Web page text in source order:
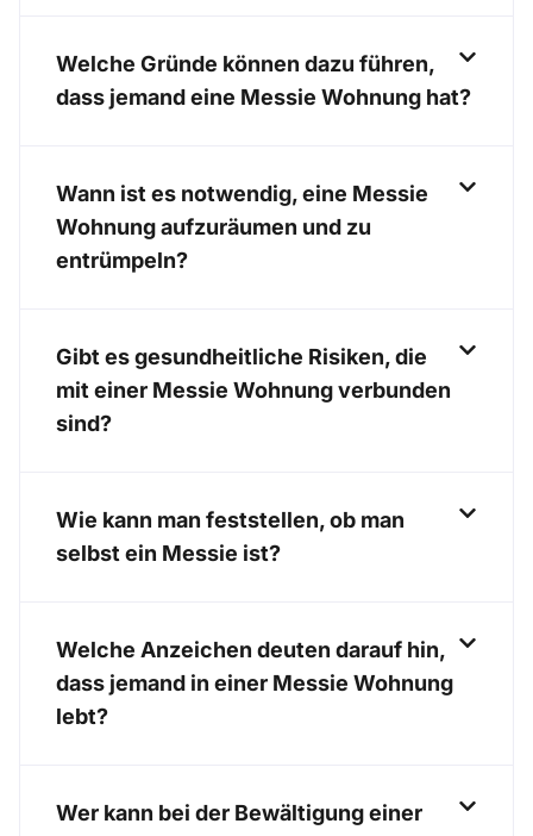
Welche Gründe können dazu führen,
dass jemand eine Messie Wohnung hat?
Wann ist es notwendig, eine Messie
Wohnung aufzuräumen und zu
entrümpeln?
Gibt es gesundheitliche Risiken, die
mit einer Messie Wohnung verbunden
sind?
Wie kann man feststellen, ob man
selbst ein Messie ist?
Welche Anzeichen deuten darauf hin,
dass jemand in einer Messie Wohnung
lebt?
Wer kann bei der Bewältigung einer